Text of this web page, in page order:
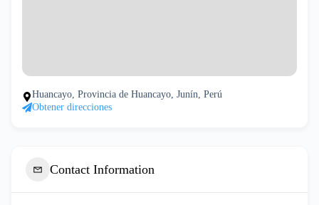
Huancayo, Provincia de Huancayo, Junín, Perú
Obtener direcciones
Contact Information